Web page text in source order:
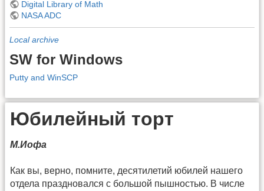
Digital Library of Math
NASA ADC
Local archive
SW for Windows
Putty and WinSCP
Юбилейный торт
М.Иофа
Как вы, верно, помните, десятилетий юбилей нашего
отдела праздновался с большой пышностью. В числе